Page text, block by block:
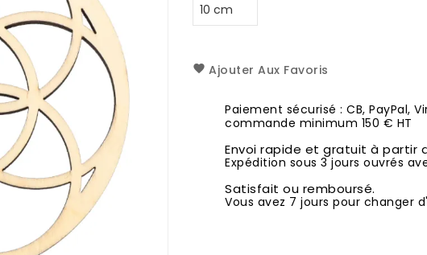
Ajouter Aux Favoris
Paiement sécurisé : CB, PayPal,
commande minimum 150 € HT
Envoi rapide et gratuit à partir
Expédition sous 3 jours ouvrés
Satisfait ou remboursé.
Vous avez 7 jours pour changer